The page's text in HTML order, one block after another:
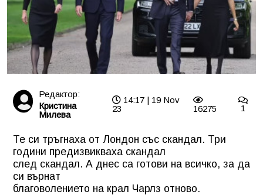
Редактор:
Кристина
Милева
14:17 | 19 Nov
23
16275 1
Те си тръгнаха от Лондон със скандал. Три
години предизвикваха скандал
след скандал. А днес са готови на всичко, за да
си върнат
благоволението на крал Чарлз отново.